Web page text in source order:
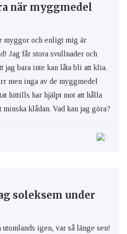
när myggmedel
myggor och enligt mig är
Jag får stora svullnader och
jag bara inte kan låta bli att klia.
men inga av de myggmedel
hittills har hjälpt mot att hålla
klådan. Vad kan jag göra?
soleksem under
igen, var så länge sen!